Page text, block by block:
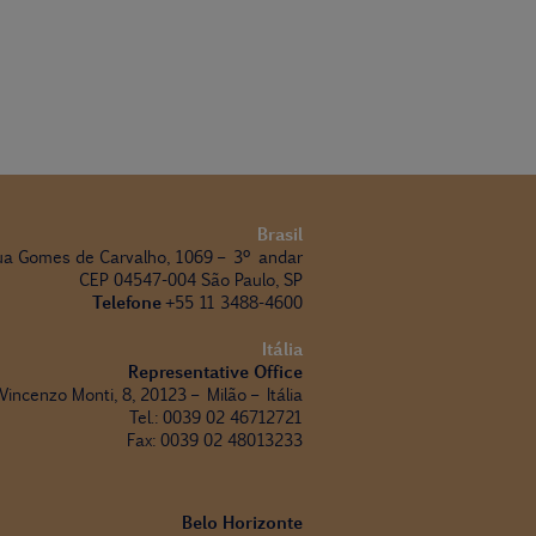
Brasil
Gomes de Carvalho, 1069 – 3º andar
CEP 04547-004 São Paulo, SP
Telefone+55 11 3488-4600
Itália
Representative Office
Monti, 8, 20123 – Milão – Itália
Tel.: 0039 02 46712721
Fax: 0039 02 48013233
Belo Horizonte